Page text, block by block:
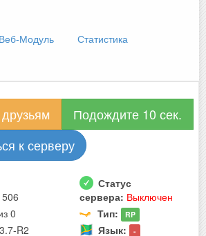
Веб-Модуль Статистика
друзьям
Подождите 10 сек.
к серверу
Статус
сервера: Выключен
0 Тип: RP
R2 Язык: -